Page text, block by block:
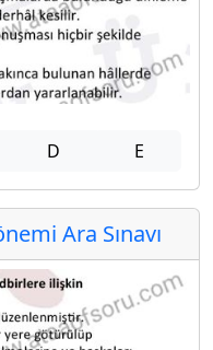
D E
Ara Sınavı